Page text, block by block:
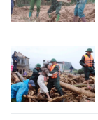
MUA BÁO
ĐỌC BÁO IN
ENGLISH